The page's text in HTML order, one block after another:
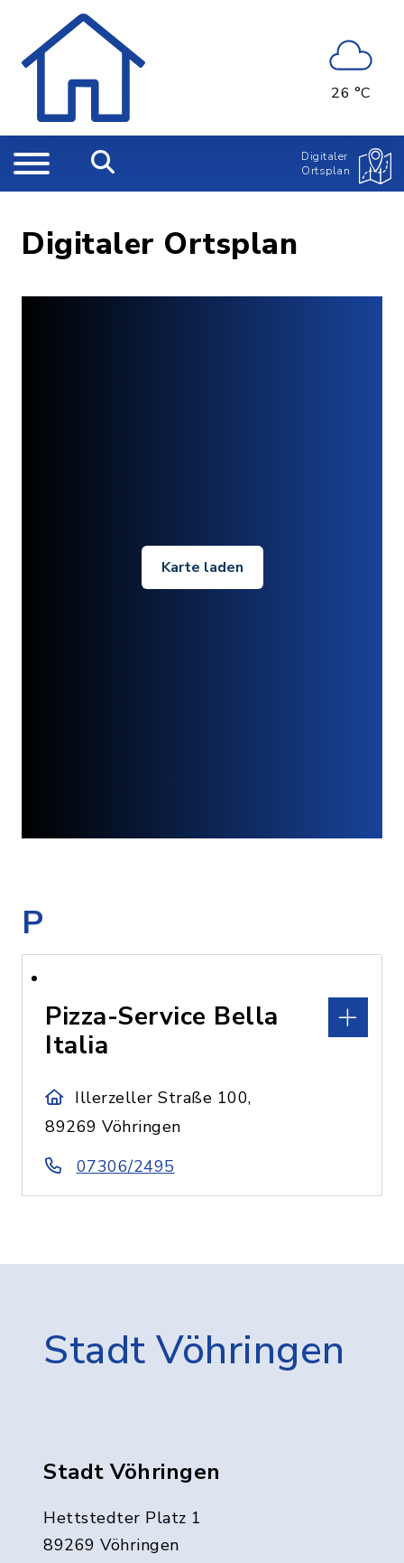
26 °C
Digitaler
Ortsplan
Digitaler Ortsplan
Karte laden
P
Pizza-Service Bella
Italia
Illerzeller Straße 100,
89269 Vöhringen
07306/2495
Stadt Vöhringen
Stadt Vöhringen
Hettstedter Platz 1
89269 Vöhringen